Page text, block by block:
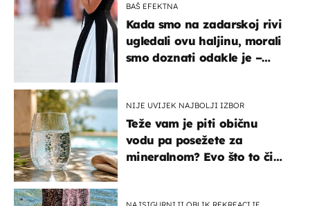
BAŠ EFEKTNA
Kada smo na zadarskoj rivi
ugledali ovu haljinu, morali
smo doznati odakle je –
NIJE UVIJEK NAJBOLJI IZBOR
Teže vam je piti običnu
vodu pa posežete za
mineralnom? Evo što to čini